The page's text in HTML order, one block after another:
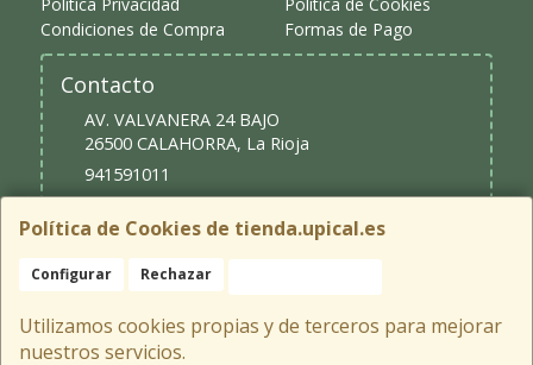
Política de Cookies de tienda.upical.es
Configurar Rechazar
Utilizamos cookies propias y de terceros para mejorar
nuestros servicios.
Condiciones de Compra
Formas de Pago
Contacto
AV. VALVANERA 24 BAJO
26500 CALAHORRA, La Rioja
941591011
upical@upical.es
Horario
9:30 - 13:30 y 16:30 - 20:00